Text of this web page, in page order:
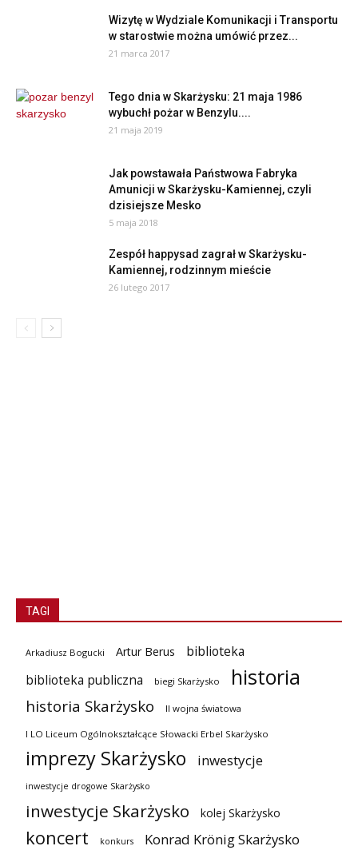
Wizytę w Wydziale Komunikacji i Transportu
w starostwie można umówić przez...
21 marca 2017
Tego dnia w Skarżysku: 21 maja 1986
wybuchł pożar w Benzylu....
21 maja 2019
Jak powstawała Państwowa Fabryka
Amunicji w Skarżysku-Kamiennej, czyli
dzisiejsze Mesko
5 maja 2018
Zespół happysad zagrał w Skarżysku-
Kamiennej, rodzinnym mieście
26 lutego 2017
TAGI
Arkadiusz Bogucki Artur Berus
biblioteka
biblioteka publiczna
biegi Skarżysko historia
historia Skarżysko II wojna światowa
I LO Liceum Ogólnokształcące Słowacki Erbel Skarżysko
imprezy Skarżysko inwestycje
inwestycje drogowe Skarżysko
inwestycje Skarżysko kolej Skarżysko
koncert konkurs Konrad Krönig Skarżysko